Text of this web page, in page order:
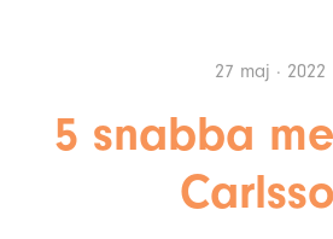
27 maj · 2022
5 snabba